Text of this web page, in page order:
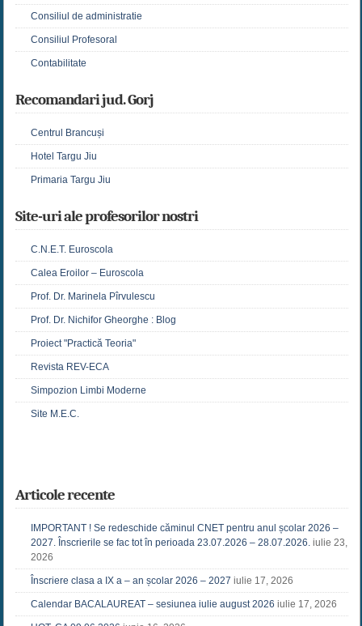
Consiliul de administratie
Consiliul Profesoral
Contabilitate
Recomandari jud. Gorj
Centrul Brancuși
Hotel Targu Jiu
Primaria Targu Jiu
Site-uri ale profesorilor nostri
C.N.E.T. Euroscola
Calea Eroilor – Euroscola
Prof. Dr. Marinela Pîrvulescu
Prof. Dr. Nichifor Gheorghe : Blog
Proiect "Practică Teoria"
Revista REV-ECA
Simpozion Limbi Moderne
Site M.E.C.
Articole recente
IMPORTANT ! Se redeschide căminul CNET pentru anul școlar 2026 –
2027. Înscrierile se fac tot în perioada 23.07.2026 – 28.07.2026. iulie 23,
2026
Înscriere clasa a IX a – an școlar 2026 – 2027 iulie 17, 2026
Calendar BACALAUREAT – sesiunea iulie august 2026 iulie 17, 2026